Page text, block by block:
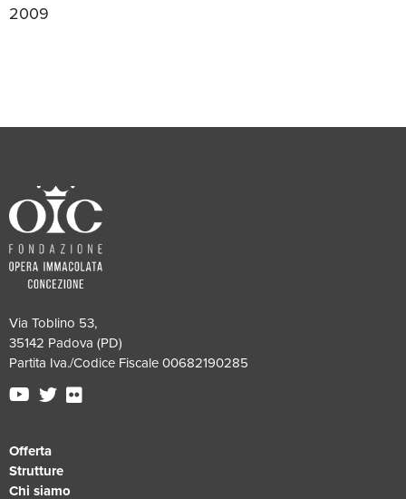
2009
Via Toblino 53,
35142 Padova (PD)
Partita Iva./Codice Fiscale 00682190285
Offerta
Strutture
Chi siamo